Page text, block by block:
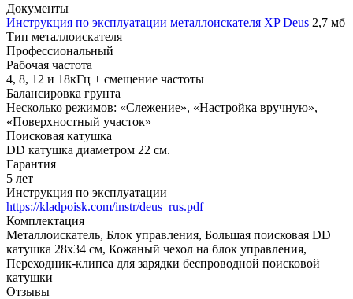
Документы
Инструкция по эксплуатации металлоискателя XP Deus 2,7 мб
Тип металлоискателя
Профессиональный
Рабочая частота
4, 8, 12 и 18кГц + смещение частоты
Балансировка грунта
Несколько режимов: «Слежение», «Настройка вручную»,
«Поверхностный участок»
Поисковая катушка
DD катушка диаметром 22 см.
Гарантия
5 лет
Инструкция по эксплуатации
https://kladpoisk.com/instr/deus_rus.pdf
Комплектация
Металлоискатель, Блок управления, Большая поисковая DD
катушка 28x34 см, Кожаный чехол на блок управления,
Переходник-клипса для зарядки беспроводной поисковой
катушки
Отзывы